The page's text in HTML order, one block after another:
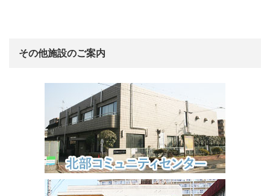
その他施設のご案内